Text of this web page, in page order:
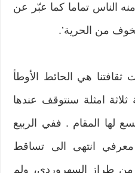
الناس تماما كما عبّر عن
من الحرية’.
ثقافتنا هي الحائط الأوطأ
امثلة سنتوقف عندها
لها المقام . ففي الربيع
انتهى الى تساقط
طراز السهروردي، ولم